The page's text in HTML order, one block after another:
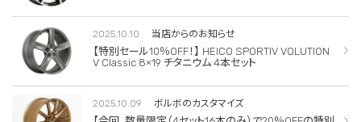
2025.10.10 当店からのお知らせ
【特別セール10％OFF！】 HEICO SPORTIV VOLUTION
V Classic 8×19 チタニウム 4本セット
2025.10.09 ボルボのカスタマイズ